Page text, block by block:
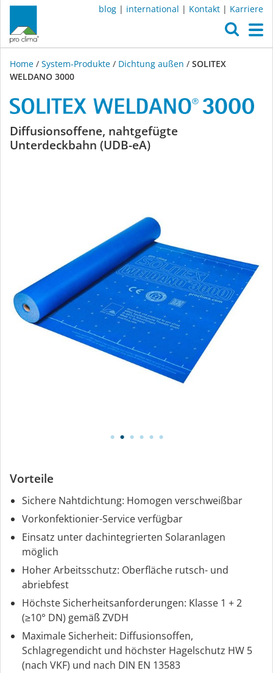
blog | international | Kontakt | Karriere
Home / System-Produkte / Dichtung außen / SOLITEX
WELDANO 3000
SOLITEX
WELDANO
Diffusionsoffene, nahtgefügte
Unterdeckbahn (UDB-eA)
Vorteile
Sichere Nahtdichtung: Homogen verschweißbar
Vorkonfektionier-Service verfügbar
Einsatz unter dachintegrierten Solaranlagen
möglich
Hoher Arbeitsschutz: Oberfläche rutsch- und
abriebfest
Höchste Sicherheitsanforderungen: Klasse 1 + 2
(≥10° DN) gemäß ZVDH
Maximale Sicherheit: Diffusionsoffen,
Schlagregendicht und höchster Hagelschutz HW 5
(nach VKF) und nach DIN EN 13583